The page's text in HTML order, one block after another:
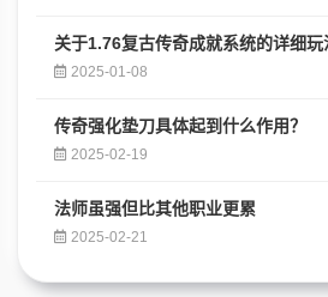
关于1.76复古传奇成就系统的详细玩
2025-01-08
传奇强化垫刀具体起到什么作用？
2025-02-19
法师虽强但比其他职业更累
2025-02-21